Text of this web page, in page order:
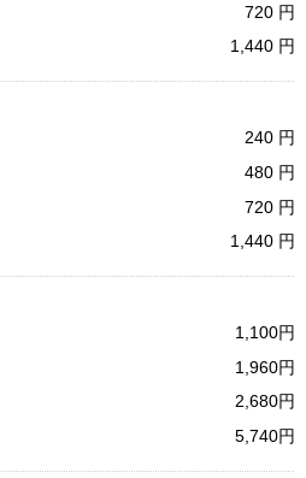
720
1,440
240
480
720
1,440
1,100
1,960
2,680
5,740